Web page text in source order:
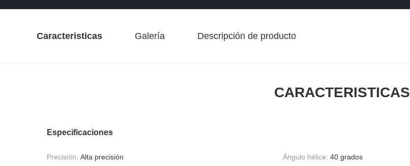
Caracteristicas Galería Descripción de producto
CARACTERISTICAS
Especificaciones
Precisión: Alta precisión Ángulo hélice: 40 grados